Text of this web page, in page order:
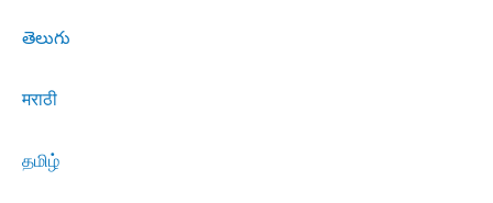
తెలుగు
मराठी
தமிழ்